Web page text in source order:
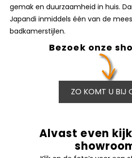
past dus perfect bij iedereen die
gemak en duurzaamheid in huis.
Japandi inmiddels één van de
Bezoek onze
ZO KOMT U BIJ
Alvast even